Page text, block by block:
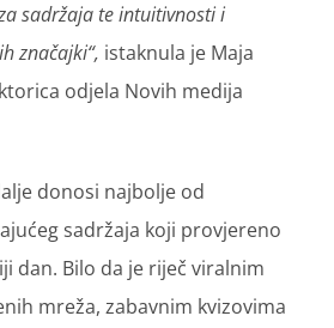
sadržaja te intuitivnosti i
značajki“, istaknula je Maja
odjela Novih medija
donosi najbolje od
sadržaja koji provjereno
dan. Bilo da je riječ viralnim
mreža, zabavnim kvizovima